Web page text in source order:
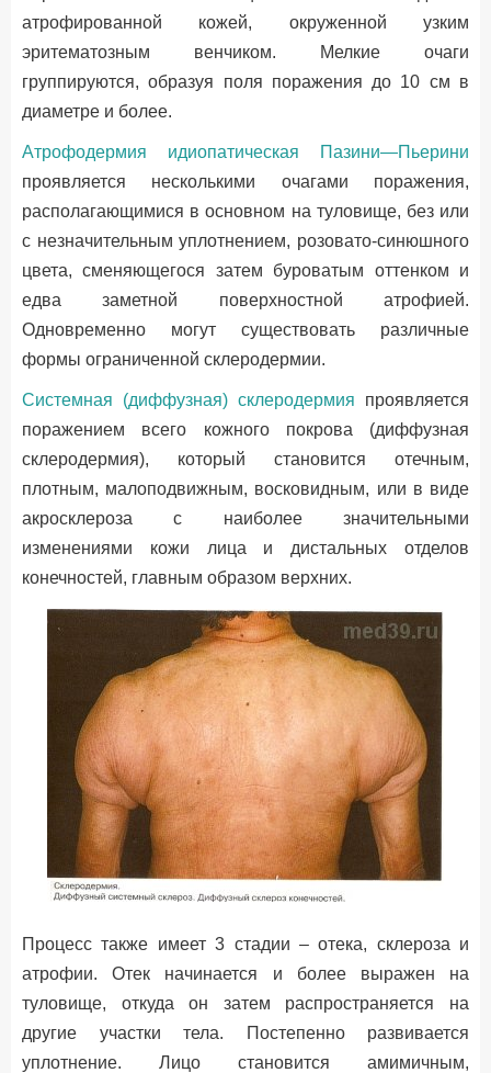
атрофированной кожей, окруженной узким
эритематозным венчиком. Мелкие очаги
группируются, образуя поля поражения до 10 см в
диаметре и более.
Атрофодермия идиопатическая Пазини—Пьерини
проявляется несколькими очагами поражения,
располагающимися в основном на туловище, без или
с незначительным уплотнением, розовато-синюшного
цвета, сменяющегося затем буроватым оттенком и
едва заметной поверхностной атрофией.
Одновременно могут существовать различные
формы ограниченной склеродермии.
Системная (диффузная) склеродермия проявляется
поражением всего кожного покрова (диффузная
склеродермия), который становится отечным,
плотным, малоподвижным, восковидным, или в виде
акросклероза с наиболее значительными
изменениями кожи лица и дистальных отделов
конечностей, главным образом верхних.
Процесс также имеет 3 стадии – отека, склероза и
атрофии. Отек начинается и более выражен на
туловище, откуда он затем распространяется на
другие участки тела. Постепенно развивается
уплотнение. Лицо становится амимичным,